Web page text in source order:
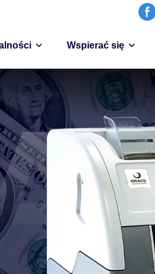
Wspierać się